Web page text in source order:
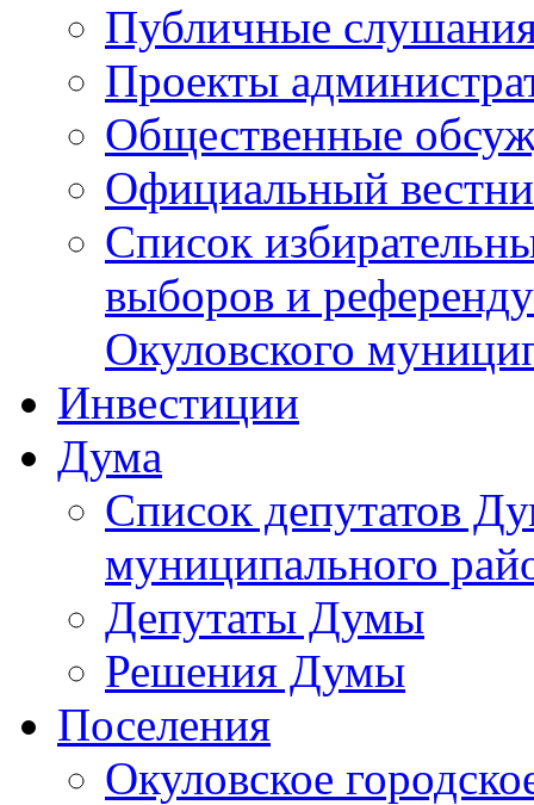
Публичные
Проекты
Общественные
Официальный
Список
выборов и
Окуловского
Инвестиции
Дума
Список депутатов
муниципального
Депутаты Думы
Решения Думы
Поселения
Окуловское